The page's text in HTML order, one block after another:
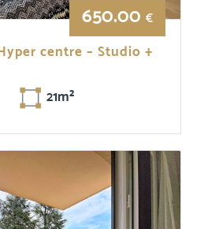
650.00€
centre – Studio +
21m²